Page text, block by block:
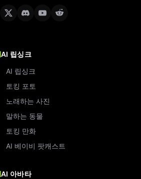
AI 립싱크
AI 립싱크
토킹 포토
노래하는 사진
말하는 동물
토킹 만화
AI 베이비 팟캐스트
AI 아바타